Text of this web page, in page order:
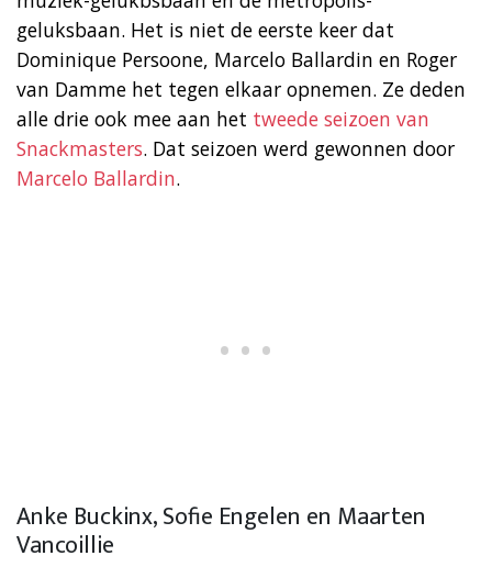
geluksbaan. Het is niet de eerste keer dat
Dominique Persoone, Marcelo Ballardin en Roger
van Damme het tegen elkaar opnemen. Ze deden
alle drie ook mee aan het tweede seizoen van
Snackmasters. Dat seizoen werd gewonnen door
Marcelo Ballardin.
Anke Buckinx, Sofie Engelen en Maarten
Vancoillie